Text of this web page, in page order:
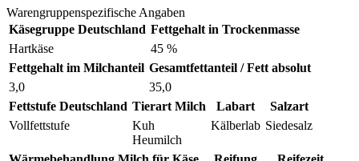
Warengruppenspezifische Angaben
Käsegruppe Deutschland
Hartkäse
Fettgehalt in Trockenmasse
45 %
Fettgehalt im Milchanteil
3,0
Gesamtfettanteil / Fett absolut
35,0
Fettstufe Deutschland
Vollfettstufe
Tierart Milch
Kuh
Heumilch
Labart
Kälberlab
Salzart
Siedesalz